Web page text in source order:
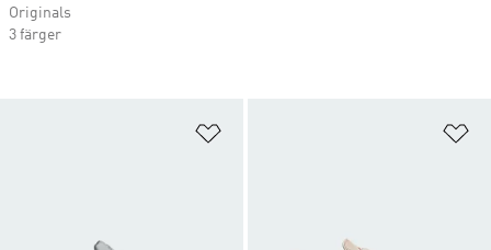
Originals
3 färger